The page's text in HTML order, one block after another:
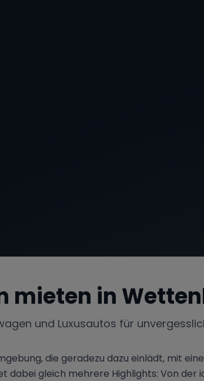
mieten in
und Luxusautos für
die geradezu dazu einlädt, mit
gleich mehrere Highlights: Von der